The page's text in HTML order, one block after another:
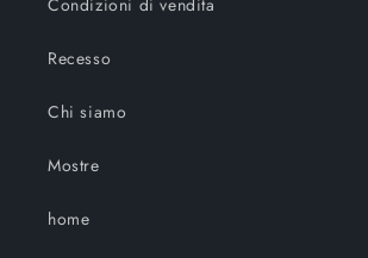
Recesso
Chi siamo
Mostre
home